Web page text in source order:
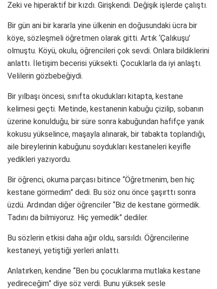
Zeki ve hiperaktif bir kızdı. Girişkendi. Değişik işlerde çalıştı.
Bir gün ani bir kararla yine ülkenin en doğusundaki ücra bir
köye, sözleşmeli öğretmen olarak gitti. Artık ‘Çalıkuşu’
olmuştu. Köyü, okulu, öğrencileri çok sevdi. Onlara bildiklerini
anlattı. İletişim becerisi yüksekti. Çocuklarla da iyi anlaştı.
Velilerin gözbebeğiydi.
Bir yılbaşı öncesi, sınıfta okudukları kitapta, kestane
kelimesi geçti. Metinde, kestanenin kabuğu çizilip, sobanın
üzerine konulduğu, bir süre sonra kabuğundan hafifçe yanık
kokusu yükselince, maşayla alınarak, bir tabakta toplandığı,
aile bireylerinin kabuğunu soydukları kestaneleri keyifle
yedikleri yazıyordu.
Bir öğrenci, okuma parçası bitince “Öğretmenim, ben hiç
kestane görmedim” dedi. Bu söz onu önce şaşırttı sonra
üzdü. Ardından diğer öğrenciler “Biz de kestane görmedik.
Tadını da bilmiyoruz. Hiç yemedik” dediler.
Bu sözlerin etkisi daha ağır oldu, sarsıldı. Öğrencilerine
kestaneyi, yetiştiği yerleri anlattı.
Anlatırken, kendine “Ben bu çocuklarıma mutlaka kestane
yedireceğim” diye söz verdi. Bunu yüksek sesle